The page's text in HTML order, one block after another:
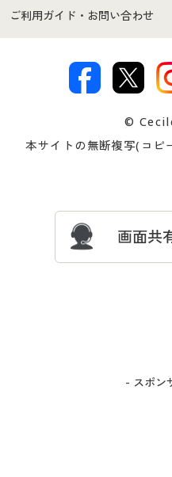
セシールご利用規約
著作権・商標について
商品カテゴリ
プレゼント＆キャンペーン
ご利用ガイド・お問い合わせ
交換・返品は
ついて
©
本サイトの無断複写(コピ
画面共
- スポン